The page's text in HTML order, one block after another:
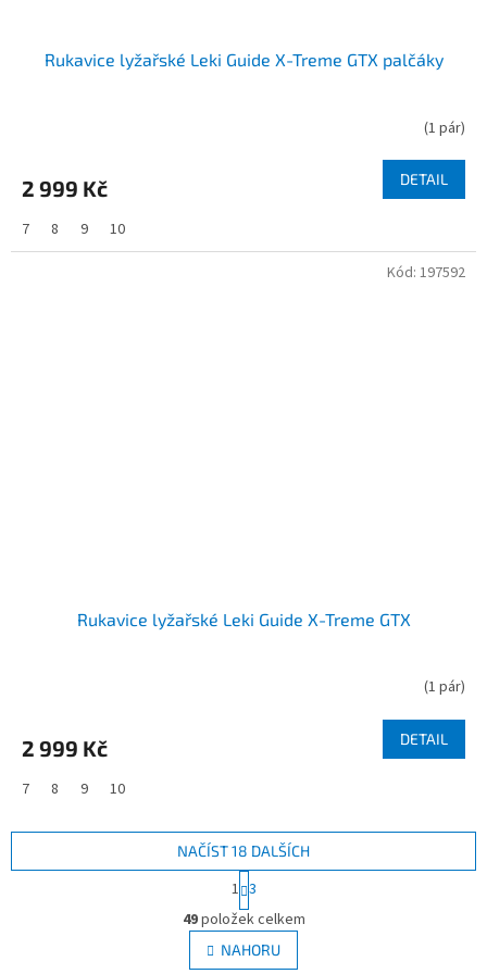
Rukavice lyžařské Leki Guide X-Treme GTX palčáky
(1 pár)
2 999 Kč DETAIL
7 8 9 10
Rukavice lyžařské Leki Guide X-Treme GTX
(1 pár)
2 999 Kč DETAIL
7 8 9 10
Kód: 197592
O
v
l
NAČÍST 18 DALŠÍCH
S
t
r
á
n
1 3
49položek celkem
NAHORU